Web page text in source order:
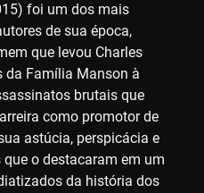
foi um dos mais
de sua época,
que levou Charles
da Família Manson à
brutais que
como promotor de
astúcia, perspicácia e
o destacaram em um
da história dos